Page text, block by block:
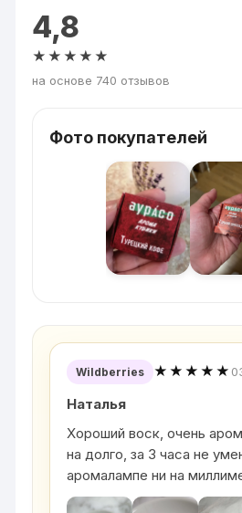
4,8
★★★★★
на основе 740 отзывов
Фото покупателей
Wildberries ★★★★★
Наталья
Хороший воск, очень
на долго, за 3 часа не
аромалампе ни на